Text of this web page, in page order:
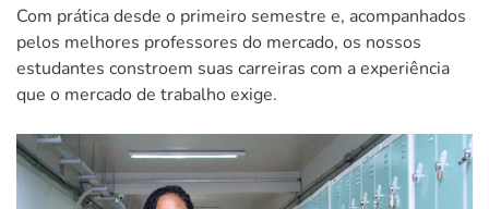
Com prática desde o primeiro semestre e, acompanhados
pelos melhores professores do mercado, os nossos
estudantes constroem suas carreiras com a experiência
que o mercado de trabalho exige.